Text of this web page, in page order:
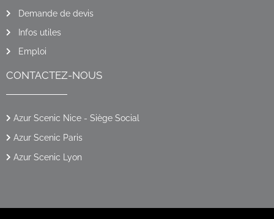
Demande de devis
Infos utiles
Emploi
CONTACTEZ-NOUS
Azur Scenic Nice - Siège Social
Azur Scenic Paris
Azur Scenic Lyon